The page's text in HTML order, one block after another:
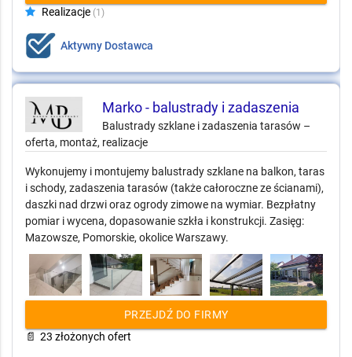
Realizacje (1)
Aktywny Dostawca
Marko - balustrady i zadaszenia
Balustrady szklane i zadaszenia tarasów –
oferta, montaż, realizacje
Wykonujemy i montujemy balustrady szklane na balkon, taras
i schody, zadaszenia tarasów (także całoroczne ze ścianami),
daszki nad drzwi oraz ogrody zimowe na wymiar. Bezpłatny
pomiar i wycena, dopasowanie szkła i konstrukcji. Zasięg:
Mazowsze, Pomorskie, okolice Warszawy.
PRZEJDŹ DO FIRMY
📄 23 złożonych ofert